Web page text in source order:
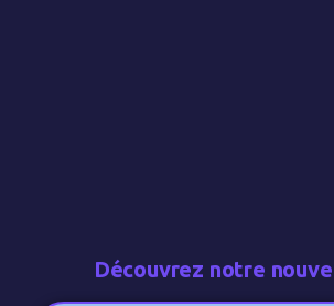
Découvrez notre